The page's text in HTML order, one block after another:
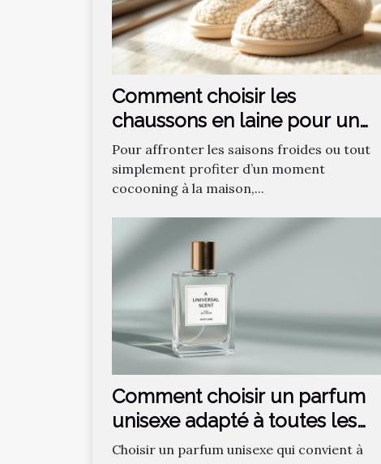
Comment choisir les
chaussons en laine pour un
confort optimal ?
Pour affronter les saisons froides ou tout
simplement profiter d’un moment
cocooning à la maison,...
Comment choisir un parfum
unisexe adapté à toutes les
saisons ?
Choisir un parfum unisexe qui convient à